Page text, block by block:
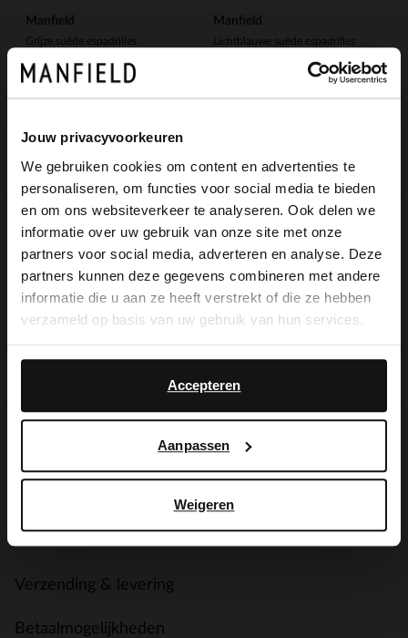
Jouw privacyvoorkeuren
We gebruiken cookies om content en advertenties te
personaliseren, om functies voor social media te bieden
en om ons websiteverkeer te analyseren. Ook delen we
informatie over uw gebruik van onze site met onze
partners voor social media, adverteren en analyse. Deze
partners kunnen deze gegevens combineren met andere
informatie die u aan ze heeft verstrekt of die ze hebben
verzameld op basis van uw gebruik van hun services.
Accepteren
Aanpassen
Weigeren
Manfield
Grijze suède espadrilles
99.99
Manfield
Lichtblauwe suède espadrilles
De My Manfield
voordelen wachten
op je.
AANMELDEN MY MANFIELD
Meer over My Manfield
Verzending & levering
Betaalmogelijkheden
×
View this website in English?
It looks like your language isn't Dutch. Would
you like to switch to English?
English